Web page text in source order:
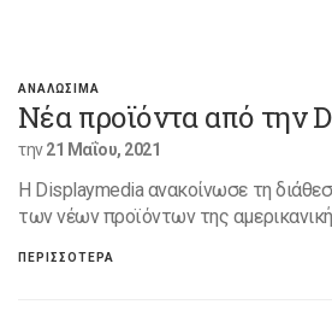
ΑΝΑΛΩΣΙΜΑ
Νέα προϊόντα από την
την21 Μαΐου, 2021
H Displaymedia ανακοίνωσε τη
των νέων προϊόντων της
ΠΕΡΙΣΣΟΤΕΡΑ